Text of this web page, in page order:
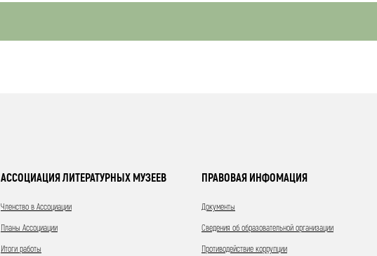
АССОЦИАЦИЯ ЛИТЕРАТУРНЫХ МУЗЕЕВ
Членство в Ассоциации
Планы Ассоциации
Итоги работы
ПРАВОВАЯ ИНФОМАЦИЯ
Документы
Сведения об образовательной организации
Противодействие коррупции